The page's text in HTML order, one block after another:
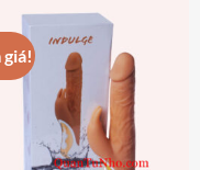
giá!